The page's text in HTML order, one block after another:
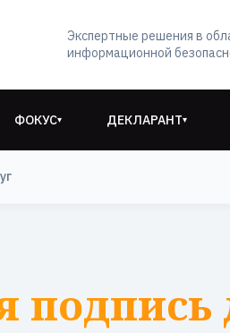
Экспертные решения в
информационной
ФОКУС▾ ДЕКЛАРАНТ▾
подпись